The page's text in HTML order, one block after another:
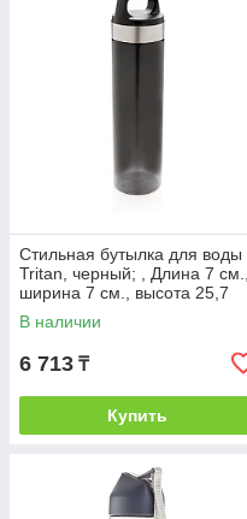
Стильная бутылка для воды
Tritan, черный; , Длина 7 см.,
ширина 7 см., высота 25,7
см., диаметр 6,6 см.,
В наличии
6 713 ₸
Купить